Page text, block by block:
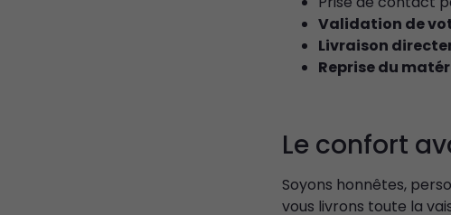
Validation de
Livraison
Reprise du
Le confort
Soyons honnêtes,
vous livrons toute la